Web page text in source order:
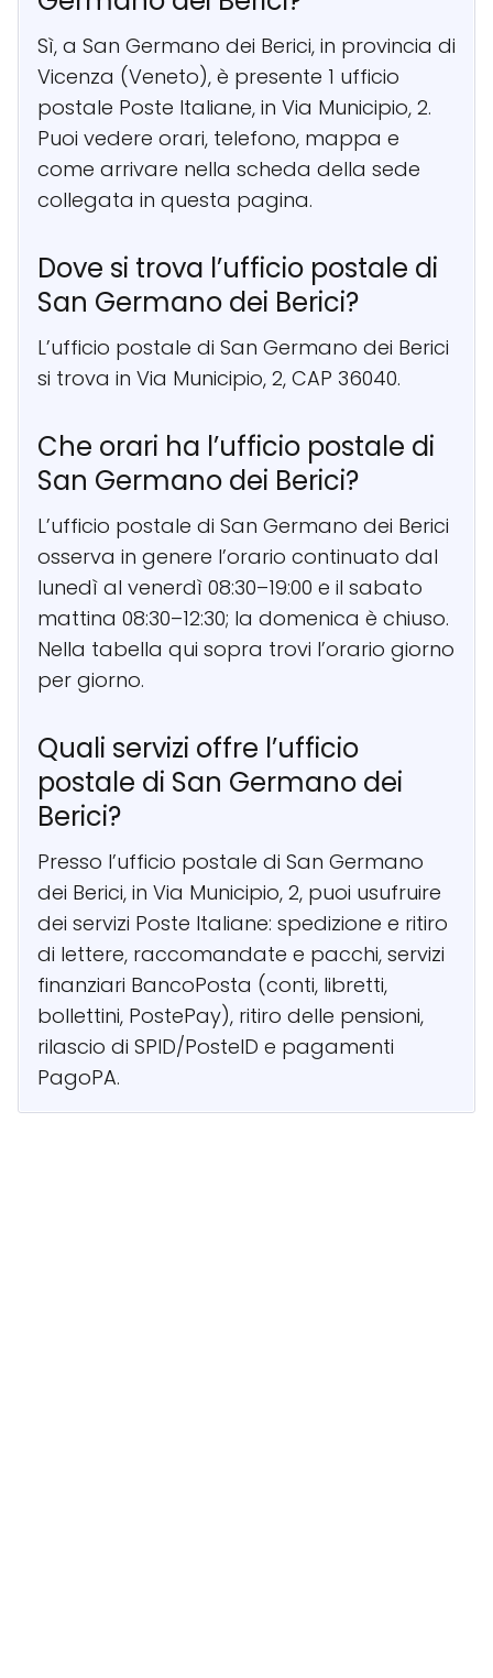
Sì, a San Germano dei Berici, in provincia di
Vicenza (Veneto), è presente 1 ufficio
postale Poste Italiane, in Via Municipio, 2.
Puoi vedere orari, telefono, mappa e
come arrivare nella scheda della sede
collegata in questa pagina.
Dove si trova l’ufficio postale di
San Germano dei Berici?
L’ufficio postale di San Germano dei Berici
si trova in Via Municipio, 2, CAP 36040.
Che orari ha l’ufficio postale di
San Germano dei Berici?
L’ufficio postale di San Germano dei Berici
osserva in genere l’orario continuato dal
lunedì al venerdì 08:30–19:00 e il sabato
mattina 08:30–12:30; la domenica è chiuso.
Nella tabella qui sopra trovi l’orario giorno
per giorno.
Quali servizi offre l’ufficio
postale di San Germano dei
Berici?
Presso l’ufficio postale di San Germano
dei Berici, in Via Municipio, 2, puoi usufruire
dei servizi Poste Italiane: spedizione e ritiro
di lettere, raccomandate e pacchi, servizi
finanziari BancoPosta (conti, libretti,
bollettini, PostePay), ritiro delle pensioni,
rilascio di SPID/PosteID e pagamenti
PagoPA.